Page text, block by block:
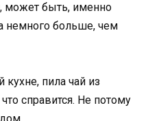
может быть, именно
немного больше, чем
пила чай из
справится. Не потому